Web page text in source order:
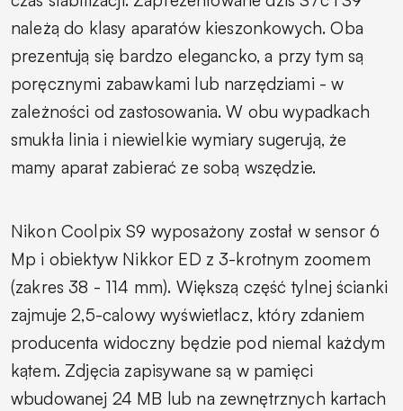
należą do klasy aparatów kieszonkowych. Oba
prezentują się bardzo elegancko, a przy tym są
poręcznymi zabawkami lub narzędziami - w
zależności od zastosowania. W obu wypadkach
smukła linia i niewielkie wymiary sugerują, że
mamy aparat zabierać ze sobą wszędzie.
Nikon Coolpix S9 wyposażony został w sensor 6
Mp i obiektyw Nikkor ED z 3-krotnym zoomem
(zakres 38 - 114 mm). Większą część tylnej ścianki
zajmuje 2,5-calowy wyświetlacz, który zdaniem
producenta widoczny będzie pod niemal każdym
kątem. Zdjęcia zapisywane są w pamięci
wbudowanej 24 MB lub na zewnętrznych kartach